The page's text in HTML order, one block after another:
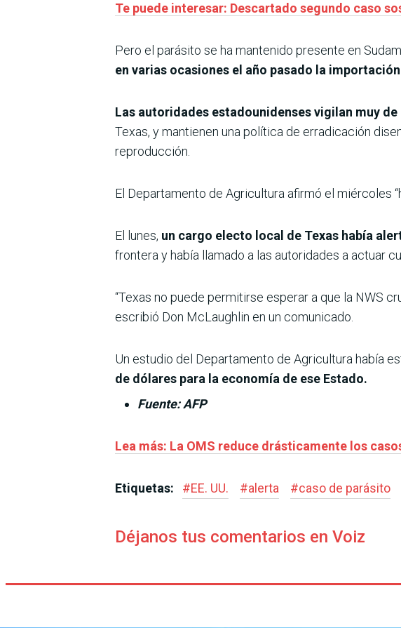
Te puede interesar: Descartado segundo caso
Pero el parásito se ha mantenido presente en
en varias ocasiones el año pasado la
Las autoridades estadounidenses vigilan muy
Texas, y mantienen una política de erradicación
reproducción.
El Departamento de Agricultura afirmó el miércoles
El lunes, un cargo electo local de Texas había
frontera y había llamado a las autoridades a actuar
“Texas no puede permitirse esperar a que la NWS
escribió Don McLaughlin en un comunicado.
Un estudio del Departamento de Agricultura había
de dólares para la economía de ese Estado.
Fuente: AFP
Lea más: La OMS reduce drásticamente los
Etiquetas: #EE. UU. #alerta #caso de parásito
Déjanos tus comentarios en Voiz